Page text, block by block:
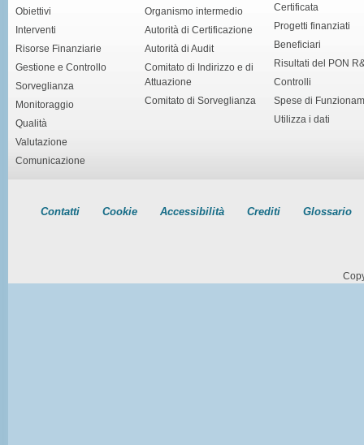
Obiettivi
Interventi
Risorse Finanziarie
Gestione e Controllo
Sorveglianza
Monitoraggio
Qualità
Valutazione
Comunicazione
Organismo intermedio
Autorità di Certificazione
Autorità di Audit
Comitato di Indirizzo e di
Attuazione
Comitato di Sorveglianza
Certificata
Progetti finanziati
Beneficiari
Risultati del PON
Controlli
Spese di
Utilizza i dati
Contatti Cookie Accessibilità Crediti Glossario